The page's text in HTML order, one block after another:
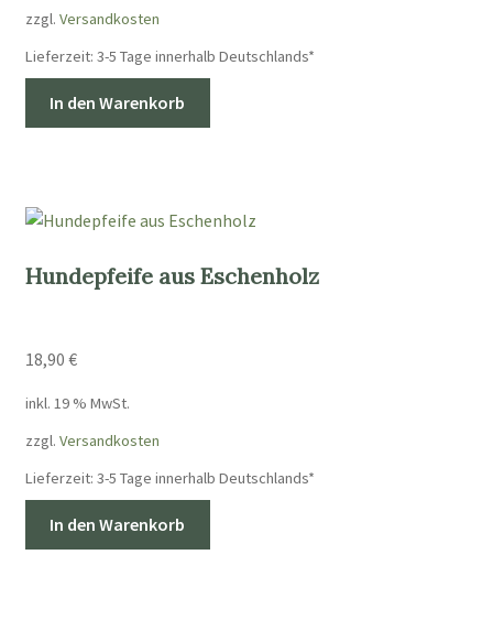
zzgl. Versandkosten
Lieferzeit: 3-5 Tage innerhalb Deutschlands*
In den Warenkorb
Hundepfeife aus Eschenholz
18,90 €
inkl. 19 % MwSt.
zzgl. Versandkosten
Lieferzeit: 3-5 Tage innerhalb Deutschlands*
In den Warenkorb